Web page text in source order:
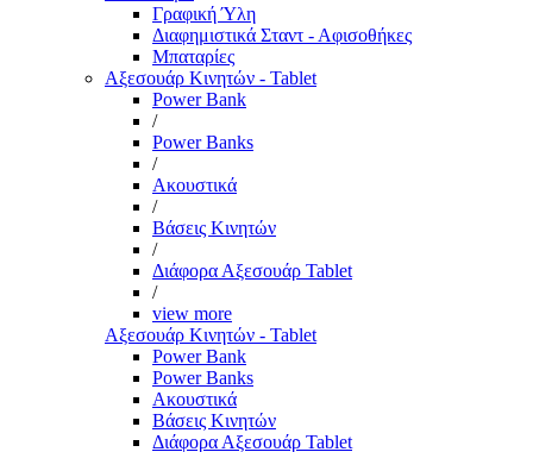
Γραφική Ύλη
Διαφημιστικά Σταντ - Αφισοθήκες
Μπαταρίες
Αξεσουάρ Κινητών - Tablet
Power Bank
/
Power Banks
/
Ακουστικά
/
Βάσεις Κινητών
/
Διάφορα Αξεσουάρ Tablet
/
view more
Αξεσουάρ Κινητών - Tablet
Power Bank
Power Banks
Ακουστικά
Βάσεις Κινητών
Διάφορα Αξεσουάρ Tablet